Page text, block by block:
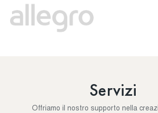
Servizi
Offriamo il nostro supporto nella